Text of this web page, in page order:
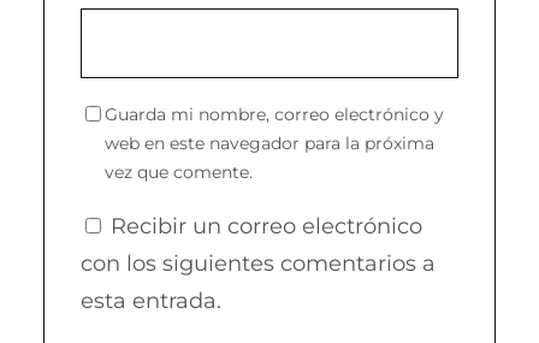
Guarda mi nombre, correo electrónico y
web en este navegador para la próxima
vez que comente.
Recibir un correo electrónico
con los siguientes comentarios a
esta entrada.